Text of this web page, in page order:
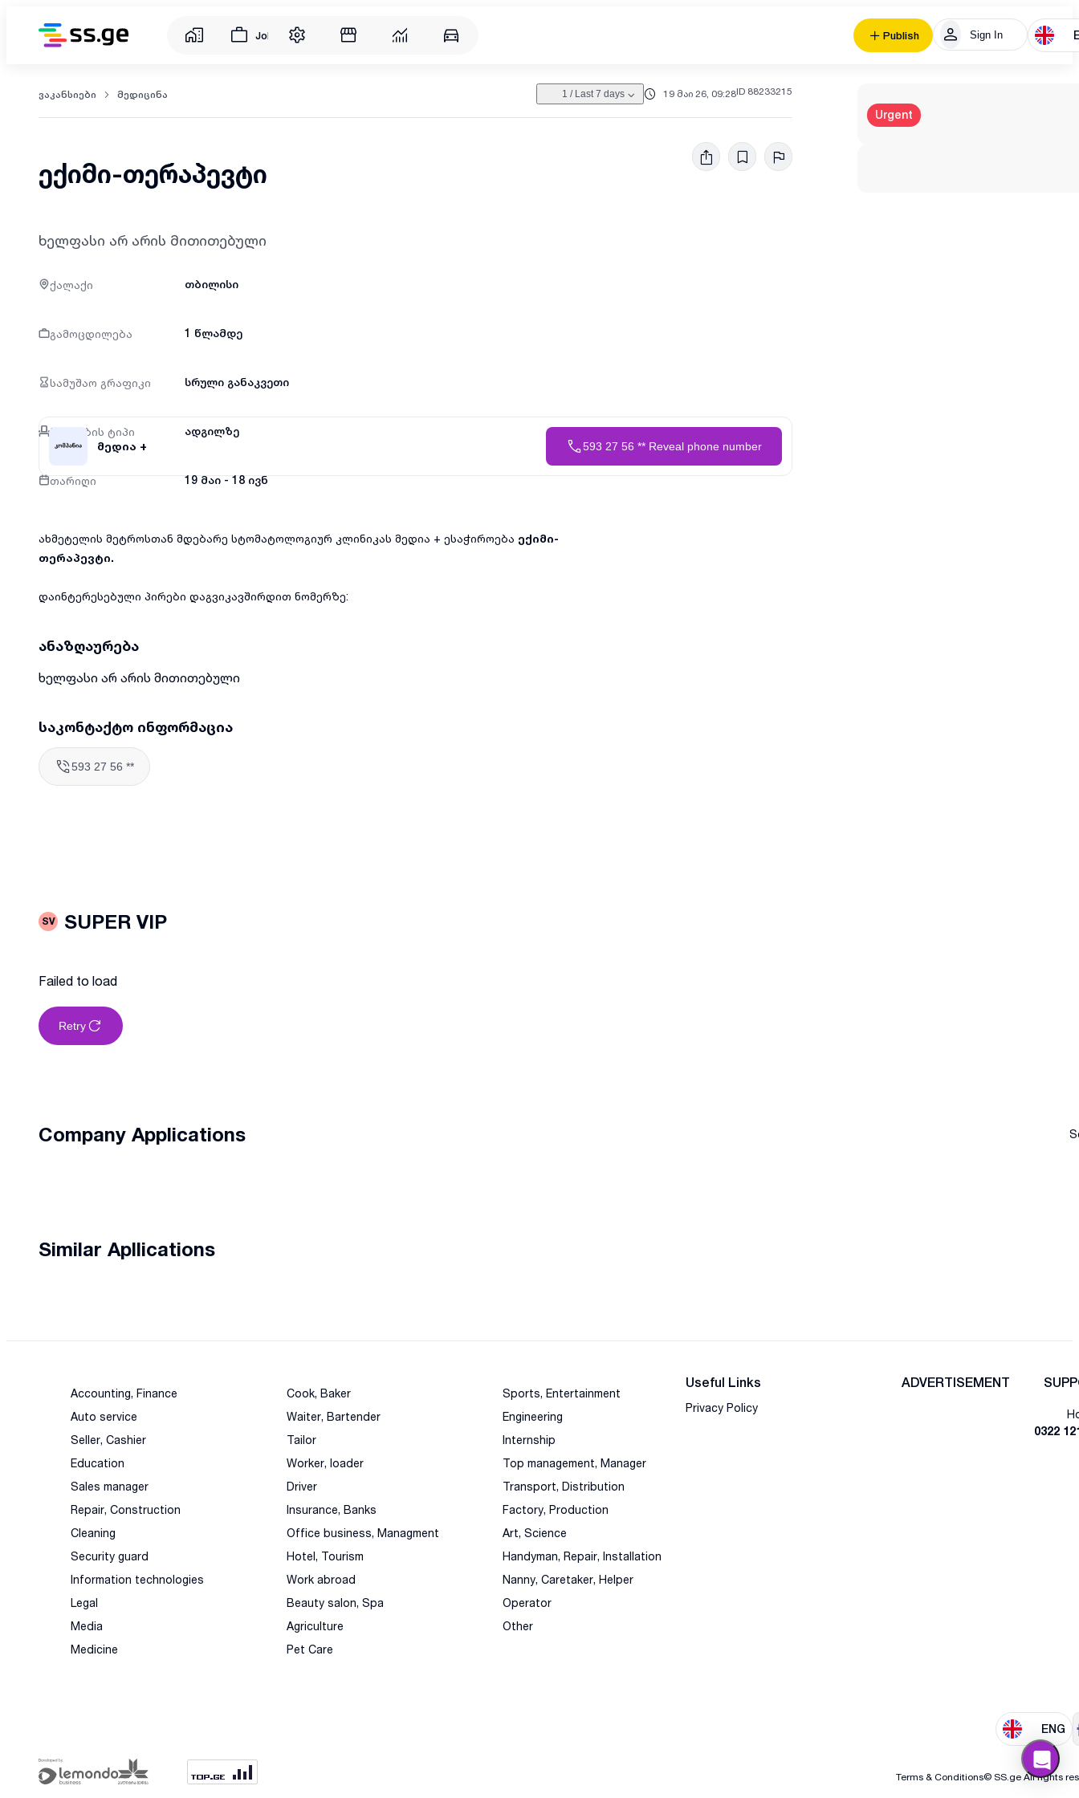
Publish Sign In
Jobs
ვაკანსიები მედიცინა 1 / Last 7 days 19 მაი 26, 09:28ID 88233215
ექიმი-თერაპევტი
ხელფასი არ არის მითითებული
ქალაქი თბილისი
გამოცდილება 1 წლამდე
სამუშაო გრაფიკი სრული განაკვეთი
მუშაობის ტიპი ადგილზე
თარიღი 19 მაი - 18 ივნ
მედია + 593 27 56 ** Reveal phone number
ახმეტელის მეტროსთან მდებარე სტომატოლოგიურ კლინიკას მედია + ესაჭიროება ექიმი-
თერაპევტი.
დაინტერესებული პირები დაგვიკავშირდით ნომერზე:
ანაზღაურება
ხელფასი არ არის მითითებული
საკონტაქტო ინფორმაცია
593 27 56 **
Urgent
SV SUPER VIP
Failed to load
Retry
Company Applications
Similar Apllications
ENG
Accounting, Finance
Auto service
Seller, Cashier
Education
Sales manager
Repair, Construction
Cleaning
Security guard
Information technologies
Legal
Media
Medicine
Cook, Baker
Waiter, Bartender
Tailor
Worker, loader
Driver
Insurance, Banks
Office business, Managment
Hotel, Tourism
Work abroad
Beauty salon, Spa
Agriculture
Pet Care
Sports, Entertainment
Engineering
Internship
Top management, Manager
Transport, Distribution
Factory, Production
Art, Science
Handyman, Repair, Installation
Nanny, Caretaker, Helper
Operator
Other
ADVERTISEMENT
Useful Links
Privacy Policy
0322
Terms & Conditions© SS.ge All rights